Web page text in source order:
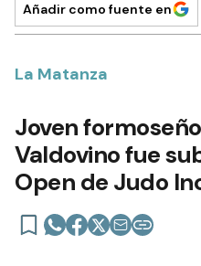
Añadir como fuente en
La Matanza
Joven
Valdovino fue
Open de Judo